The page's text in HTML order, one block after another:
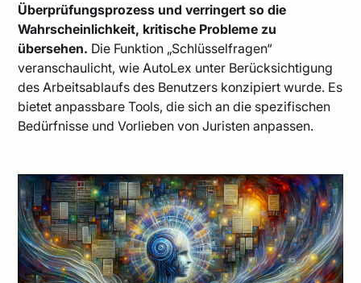
Überprüfungsprozess und verringert so die
Wahrscheinlichkeit, kritische Probleme zu
übersehen. Die Funktion „Schlüsselfragen“
veranschaulicht, wie AutoLex unter Berücksichtigung
des Arbeitsablaufs des Benutzers konzipiert wurde. Es
bietet anpassbare Tools, die sich an die spezifischen
Bedürfnisse und Vorlieben von Juristen anpassen.